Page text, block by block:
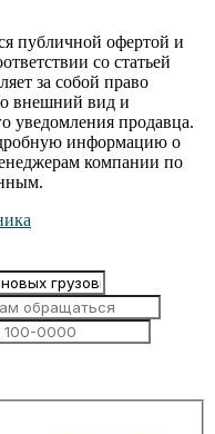
публичной офертой и
со статьей
за собой право
внешний вид и
уведомления продавца.
информацию о
компании по